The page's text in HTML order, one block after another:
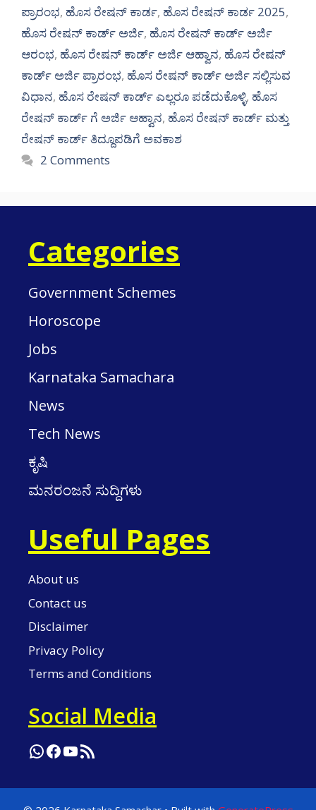
ಪ್ರಾರಂಭ, ಹೊಸ ರೇಷನ್ ಕಾರ್ಡ, ಹೊಸ ರೇಷನ್ ಕಾರ್ಡ 2025,
ಹೊಸ ರೇಷನ್ ಕಾರ್ಡ್ ಅರ್ಜಿ, ಹೊಸ ರೇಷನ್ ಕಾರ್ಡ್ ಅರ್ಜಿ
ಆರಂಭ, ಹೊಸ ರೇಷನ್ ಕಾರ್ಡ್ ಅರ್ಜಿ ಆಹ್ವಾನ, ಹೊಸ ರೇಷನ್
ಕಾರ್ಡ್ ಅರ್ಜಿ ಪ್ರಾರಂಭ, ಹೊಸ ರೇಷನ್ ಕಾರ್ಡ್ ಅರ್ಜಿ ಸಲ್ಲಿಸುವ
ವಿಧಾನ, ಹೊಸ ರೇಷನ್ ಕಾರ್ಡ್ ಎಲ್ಲರೂ ಪಡೆದುಕೊಳ್ಳಿ, ಹೊಸ
ರೇಷನ್ ಕಾರ್ಡ್ ಗೆ ಅರ್ಜಿ ಆಹ್ವಾನ, ಹೊಸ ರೇಷನ್ ಕಾರ್ಡ್ ಮತ್ತು
ರೇಷನ್ ಕಾರ್ಡ್ ತಿದ್ದೂಪಡಿಗೆ ಅವಕಾಶ
2 Comments
Categories
Government Schemes
Horoscope
Jobs
Karnataka Samachara
News
Tech News
ಕೃಷಿ
ಮನರಂಜನೆ ಸುದ್ದಿಗಳು
Useful Pages
About us
Contact us
Disclaimer
Privacy Policy
Terms and Conditions
Social Media
WhatsApp
Facebook
YouTube
RSS Feed